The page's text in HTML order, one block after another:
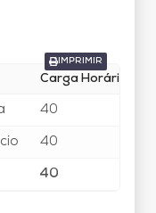
IMPRIMIR
Carga Horária
40
40
40